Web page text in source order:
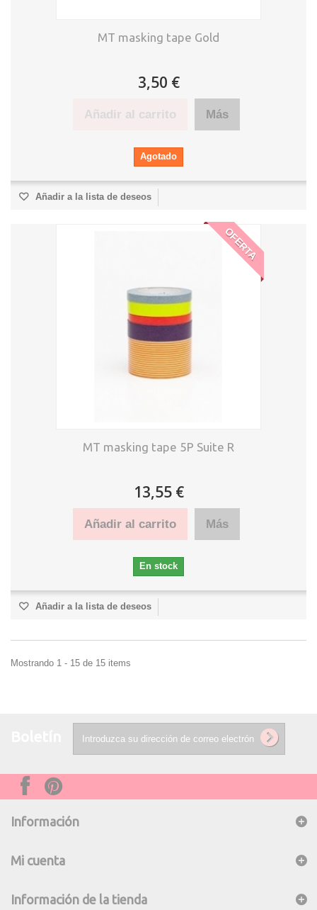
MT masking tape Gold
3,50 €
Añadir al carrito Más
Agotado
Añadir a la lista de deseos
OFERTA
MT masking tape 5P Suite R
13,55 €
Añadir al carrito Más
En stock
Añadir a la lista de deseos
Mostrando 1 - 15 de 15 items
Información
Mi cuenta
Información de la tienda